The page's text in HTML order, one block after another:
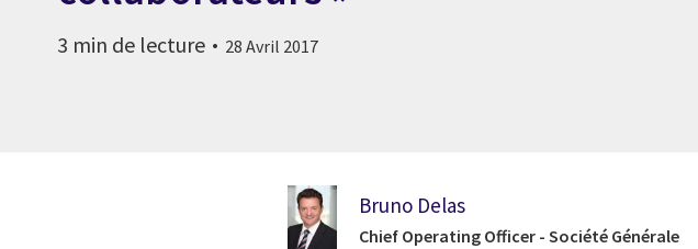
3 min de lecture 28 Avril 2017
Bruno Delas
Chief Operating Officer - Société Générale